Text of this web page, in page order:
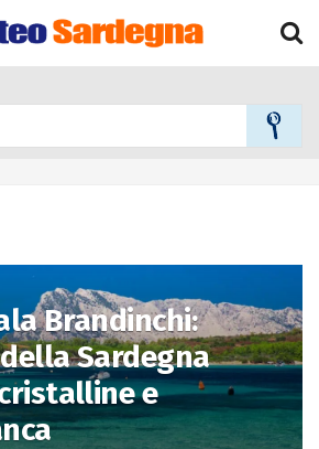
Brandinchi:
Sardegna
e